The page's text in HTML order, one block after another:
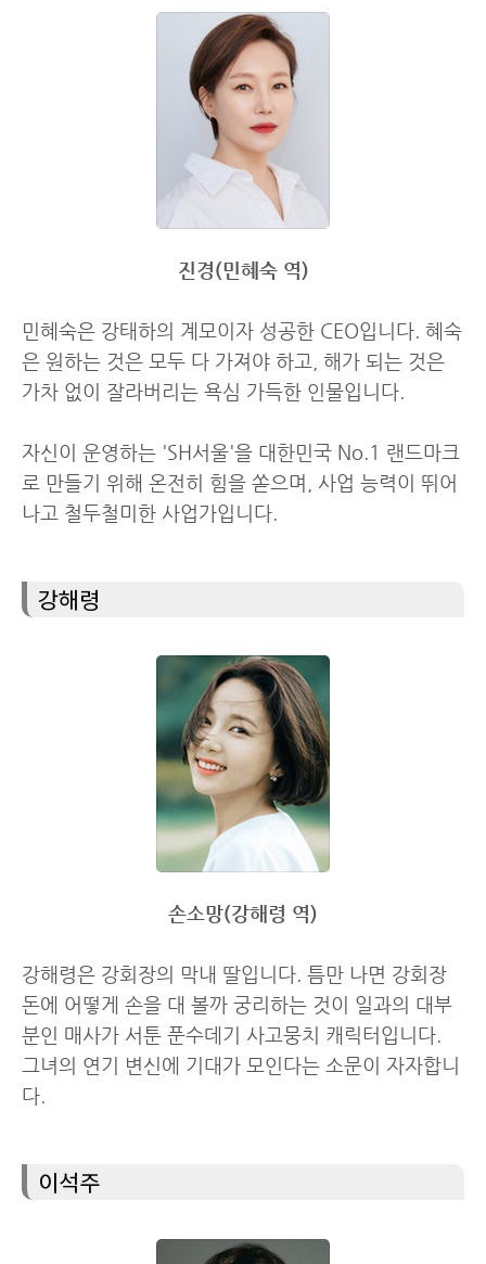
진경(민혜숙 역)
민혜숙은 강태하의 계모이자 성공한 CEO입니다. 혜숙
은 원하는 것은 모두 다 가져야 하고, 해가 되는 것은
가차 없이 잘라버리는 욕심 가득한 인물입니다.
자신이 운영하는 'SH서울'을 대한민국 No.1 랜드마크
로 만들기 위해 온전히 힘을 쏟으며, 사업 능력이 뛰어
나고 철두철미한 사업가입니다.
강해령
손소망(강해령 역)
강해령은 강회장의 막내 딸입니다. 틈만 나면 강회장
돈에 어떻게 손을 대 볼까 궁리하는 것이 일과의 대부
분인 매사가 서툰 푼수데기 사고뭉치 캐릭터입니다.
그녀의 연기 변신에 기대가 모인다는 소문이 자자합니
다.
이석주